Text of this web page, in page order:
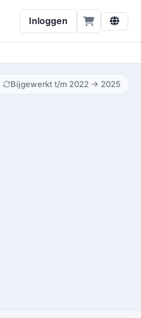
Inloggen
Bijgewerkt t/m 2022 → 2025